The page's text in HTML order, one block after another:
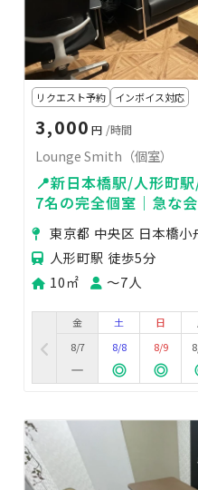
リクエスト予約 インボイス対応
3,000 円 /時間
Lounge Smith（個室）
📍新日本橋駅/人形町
7名の完全個室｜急な
会議・テレワークに💻
東京都 中央区 日本橋小
人形町駅 徒歩5分
10㎡
〜7人
金
8/7
土
8/8
日
8/9